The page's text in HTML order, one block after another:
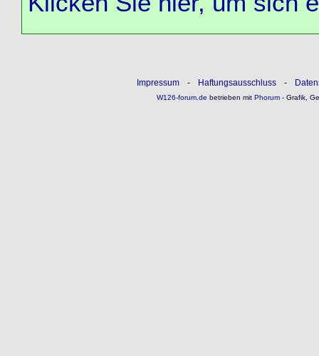
Impressum - Haftungsausschluss -
W126-forum.de betrieben mitPhorum- Grafik,